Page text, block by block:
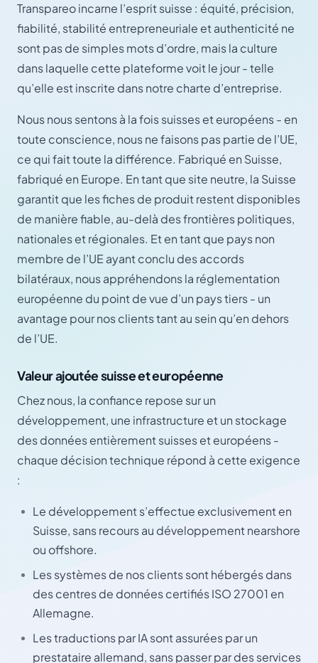
Transpareo incarne l’esprit suisse : équité, précision,
fiabilité, stabilité entrepreneuriale et authenticité ne
sont pas de simples mots d’ordre, mais la culture
dans laquelle cette plateforme voit le jour - telle
qu’elle est inscrite dans notre charte d’entreprise.
Nous nous sentons à la fois suisses et européens - en
toute conscience, nous ne faisons pas partie de l’UE,
ce qui fait toute la différence. Fabriqué en Suisse,
fabriqué en Europe. En tant que site neutre, la Suisse
garantit que les fiches de produit restent disponibles
de manière fiable, au-delà des frontières politiques,
nationales et régionales. Et en tant que pays non
membre de l’UE ayant conclu des accords
bilatéraux, nous appréhendons la réglementation
européenne du point de vue d’un pays tiers - un
avantage pour nos clients tant au sein qu’en dehors
de l’UE.
Valeur ajoutée suisse et européenne
Chez nous, la confiance repose sur un
développement, une infrastructure et un stockage
des données entièrement suisses et européens -
chaque décision technique répond à cette exigence
:
Le développement s’effectue exclusivement en
Suisse, sans recours au développement nearshore
ou offshore.
Les systèmes de nos clients sont hébergés dans
des centres de données certifiés ISO 27001 en
Allemagne.
Les traductions par IA sont assurées par un
prestataire allemand, sans passer par des services